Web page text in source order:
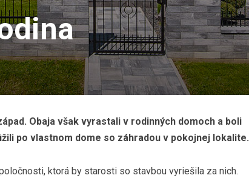
Obaja však vyrastali v rodinných domoch a boli
po vlastnom dome so záhradou v pokojnej lokalite.
ktorá by starosti so stavbou vyriešila za nich.